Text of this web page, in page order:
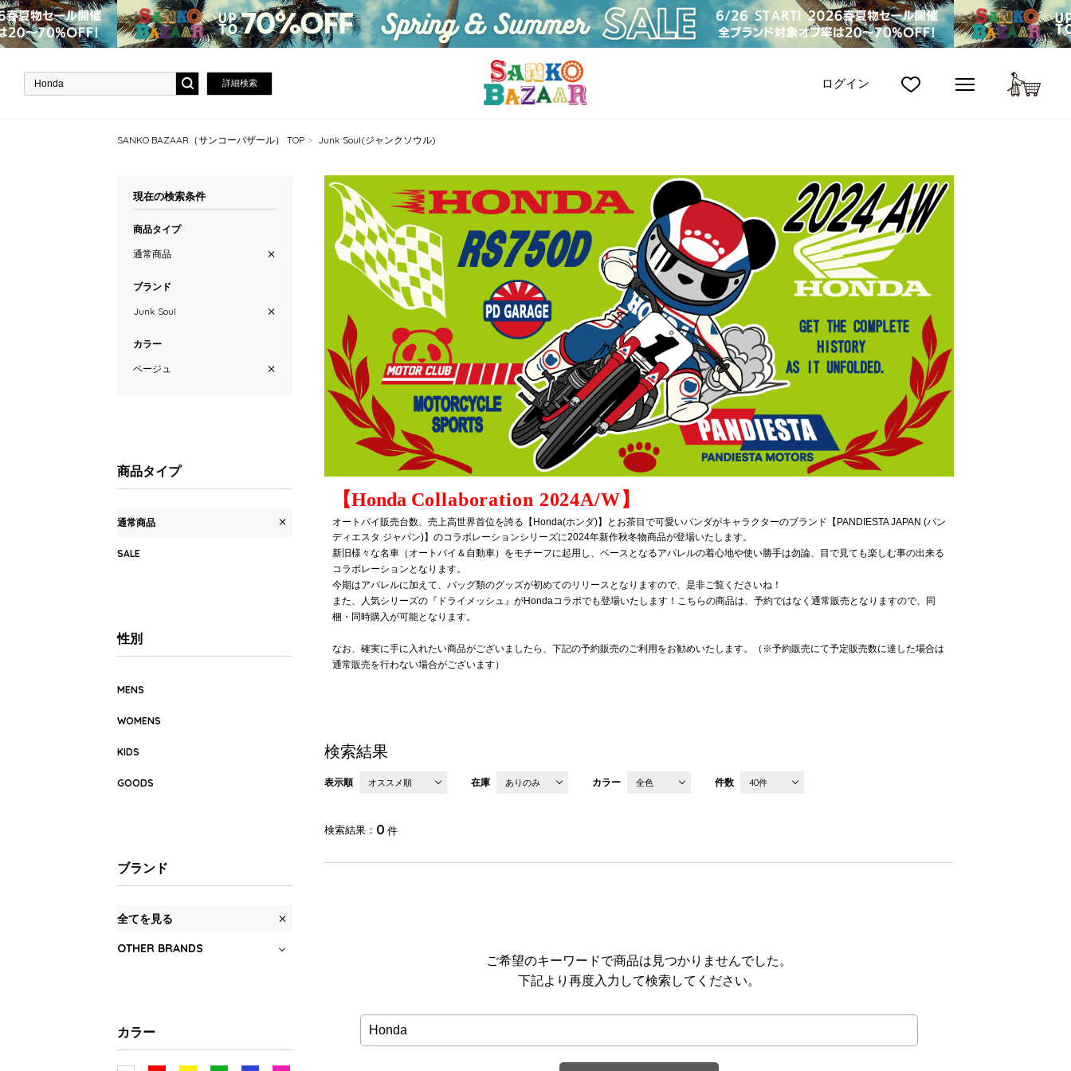
詳細検索 ログイン
SANKO BAZAAR（サンコーバザール） TOP Junk Soul(ジャンクソウル)
【Honda Collaboration 2024A/W】
オートバイ販売台数、売上高世界首位を誇る【Honda(ホンダ)】とお茶目で可愛いパンダがキャラクターのブランド【PANDIESTA JAPAN (パン
ディエスタ ジャパン)】のコラボレーションシリーズに2024年新作秋冬物商品が登場いたします。
新旧様々な名車（オートバイ＆自動車）をモチーフに起用し、ベースとなるアパレルの着心地や使い勝手は勿論、目で見ても楽しむ事の出来る
コラボレーションとなります。
今期はアパレルに加えて、バッグ類のグッズが初めてのリリースとなりますので、是非ご覧くださいね！
また、人気シリーズの『ドライメッシュ』がHondaコラボでも登場いたします！こちらの商品は、予約ではなく通常販売となりますので、同
梱・同時購入が可能となります。
なお、確実に手に入れたい商品がございましたら、下記の予約販売のご利用をお勧めいたします。（※予約販売にて予定販売数に達した場合は
通常販売を行わない場合がございます）
検索結果
表示順 オススメ順 在庫 ありのみ カラー 全色 件数 40件
検索結果 0 件
ご希望のキーワードで商品は見つかりませんでした。
下記より再度入力して検索してください。
現在の検索条件
商品タイプ
通常商品
ブランド
Junk Soul
カラー
ベージュ
商品タイプ
通常商品
SALE
性別
MENS
WOMENS
KIDS
GOODS
ブランド
全てを見る
OTHER BRANDS
カラー